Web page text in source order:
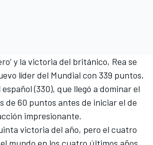
y la victoria del británico, Rea se
líder del Mundial con 339 puntos,
(330), que llegó a dominar el
de 60 puntos antes de iniciar el de
impresionante.
victoria del año, pero el cuatro